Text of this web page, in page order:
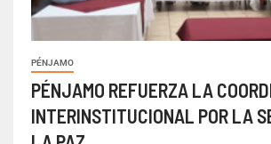
PÉNJAMO
PÉNJAMO REFUERZA LA
INTERINSTITUCIONAL POR LA